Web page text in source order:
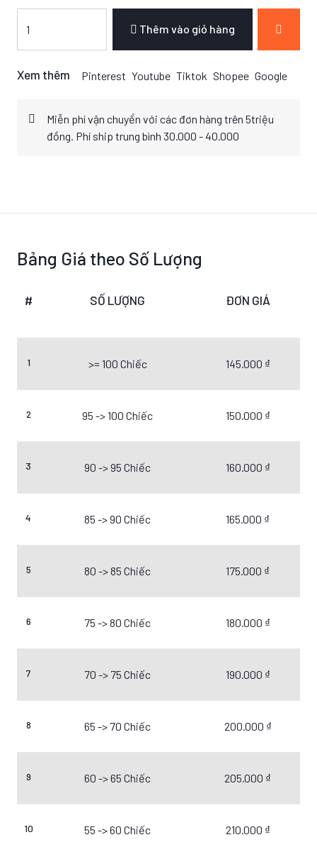
Thêm vào giỏ hàng
Xem thêm Pinterest Youtube Tiktok Shopee Google
Miễn phí vận chuyển với các đơn hàng trên 5triệu
đồng. Phí ship trung bình 30.000 - 40.000
Bảng Giá theo Số Lượng
# SỐ LƯỢNG ĐƠN GIÁ
1 >= 100 Chiếc 145.000 ₫
2 95 -> 100 Chiếc 150.000 ₫
3 90 -> 95 Chiếc 160.000 ₫
4 85 -> 90 Chiếc 165.000 ₫
5 80 -> 85 Chiếc 175.000 ₫
6 75 -> 80 Chiếc 180.000 ₫
7 70 -> 75 Chiếc 190.000 ₫
8 65 -> 70 Chiếc 200.000 ₫
9 60 -> 65 Chiếc 205.000 ₫
10 55 -> 60 Chiếc 210.000 ₫